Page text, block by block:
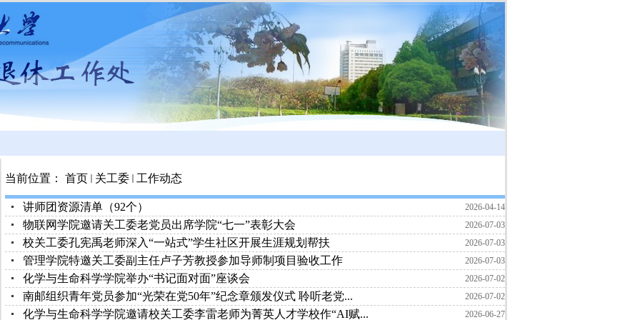
当前位置： 首页 关工委 工作动态
讲师团资源清单（92个） 2026-04-14
物联网学院邀请关工委老党员出席学院“七一”表彰大会 2026-07-03
校关工委孔宪禹老师深入“一站式”学生社区开展生涯规划帮扶 2026-07-03
管理学院特邀关工委副主任卢子芳教授参加导师制项目验收工作 2026-07-03
化学与生命科学学院举办“书记面对面”座谈会 2026-07-02
南邮组织青年党员参加“光荣在党50年”纪念章颁发仪式 聆听老党... 2026-07-02
化学与生命科学学院邀请校关工委李雷老师为菁英人才学校作“AI赋... 2026-06-27